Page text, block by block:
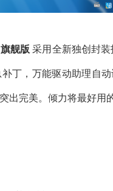
舰版 采用全新独创封
丁，万能驱动助理自
出完美。倾力将最好